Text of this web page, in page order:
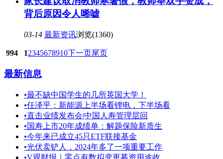
背后原因令人唏嘘
03-14 最新资讯浏览(1360)
994 12345678910下一页尾页
最新信息
•最不缺中国学生的几所英国大学！
•任泽平：新能源上半场看锂电，下半场看
•直击业绩发布会|中国人寿管理层回
•国寿上市20年成绩单：解题保险新质生
•今年来已成立45只ETF联接基金
•光伏卖铲人，2024年多了一项重要工作